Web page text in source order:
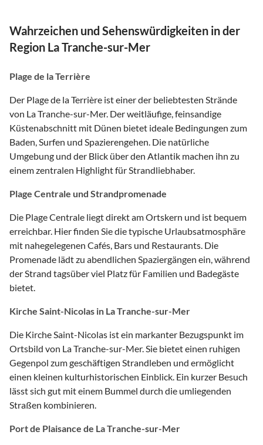
Wahrzeichen und Sehenswürdigkeiten in der
Region La Tranche-sur-Mer
Plage de la Terrière
Der Plage de la Terrière ist einer der beliebtesten Strände
von La Tranche-sur-Mer. Der weitläufige, feinsandige
Küstenabschnitt mit Dünen bietet ideale Bedingungen zum
Baden, Surfen und Spazierengehen. Die natürliche
Umgebung und der Blick über den Atlantik machen ihn zu
einem zentralen Highlight für Strandliebhaber.
Plage Centrale und Strandpromenade
Die Plage Centrale liegt direkt am Ortskern und ist bequem
erreichbar. Hier finden Sie die typische Urlaubsatmosphäre
mit nahegelegenen Cafés, Bars und Restaurants. Die
Promenade lädt zu abendlichen Spaziergängen ein, während
der Strand tagsüber viel Platz für Familien und Badegäste
bietet.
Kirche Saint-Nicolas in La Tranche-sur-Mer
Die Kirche Saint-Nicolas ist ein markanter Bezugspunkt im
Ortsbild von La Tranche-sur-Mer. Sie bietet einen ruhigen
Gegenpol zum geschäftigen Strandleben und ermöglicht
einen kleinen kulturhistorischen Einblick. Ein kurzer Besuch
lässt sich gut mit einem Bummel durch die umliegenden
Straßen kombinieren.
Port de Plaisance de La Tranche-sur-Mer